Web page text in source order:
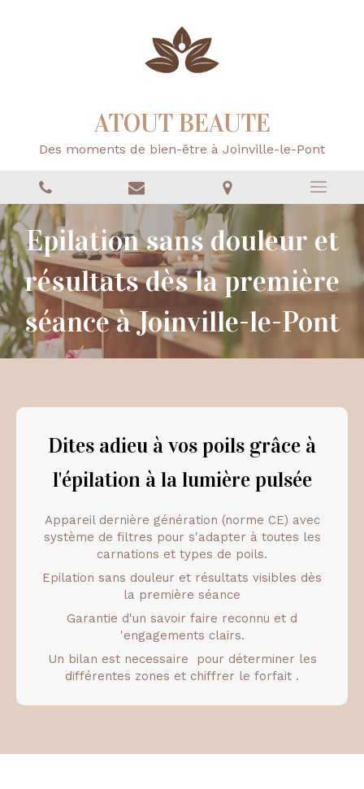
ATOUT BEAUTE
Des moments de bien-être à Joinville-le-Pont
Epilation sans douleur et
résultats dès la première
séance à Joinville-le-Pont
Dites adieu à vos poils grâce à
l'épilation à la lumière pulsée
Appareil dernière génération (norme CE) avec
système de filtres pour s'adapter à toutes les
carnations et types de poils.
Epilation sans douleur et résultats visibles dès
la première séance
Garantie d'un savoir faire reconnu et d
'engagements clairs.
Un bilan est necessaire pour déterminer les
différentes zones et chiffrer le forfait .